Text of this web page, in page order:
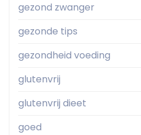
gezond zwanger
gezonde tips
gezondheid voeding
glutenvrij
glutenvrij dieet
goed